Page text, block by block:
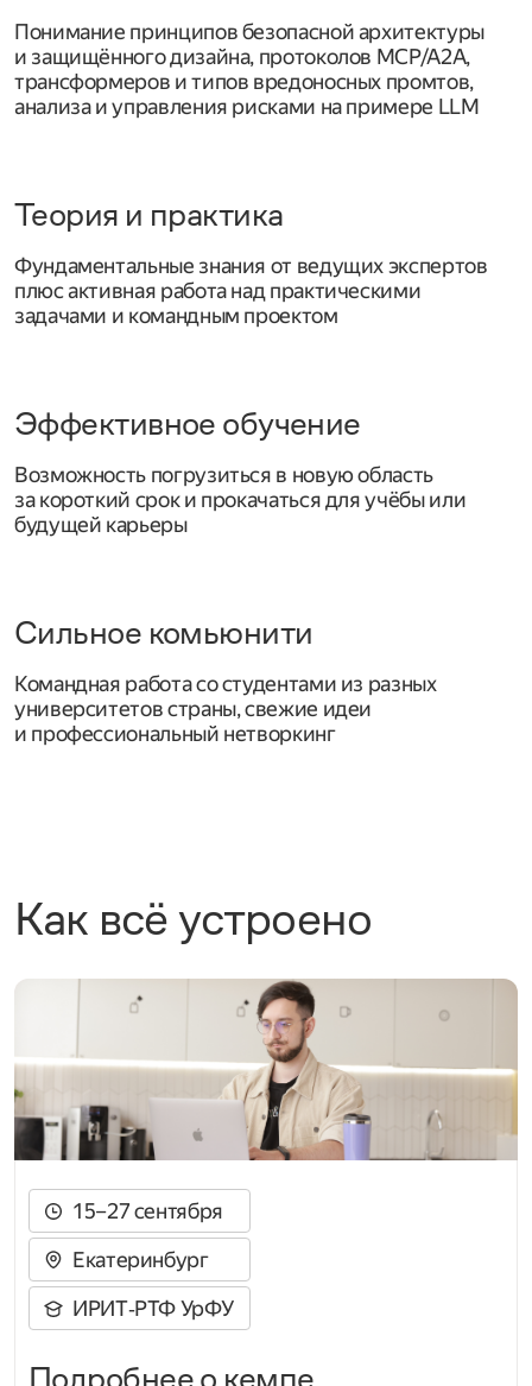
Понимание принципов безопасной архитектуры
и защищённого дизайна, протоколов MCP/A2A,
трансформеров и типов вредоносных промтов,
анализа и управления рисками на примере LLM
Теория и практика
Фундаментальные знания от ведущих экспертов
плюс активная работа над практическими
задачами и командным проектом
Эффективное обучение
Возможность погрузиться в новую область
за короткий срок и прокачаться для учёбы или
будущей карьеры
Сильное комьюнити
Командная работа со студентами из разных
университетов страны, свежие идеи
и профессиональный нетворкинг
Как всё устроено
15–27 сентября
Екатеринбург
ИРИТ‑РТФ УрФУ
Подробнее о кемпе